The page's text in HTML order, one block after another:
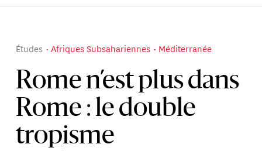
Rome n’est plus dans
Rome : le double
tropisme
Études Afriques Subsahariennes Méditerranée